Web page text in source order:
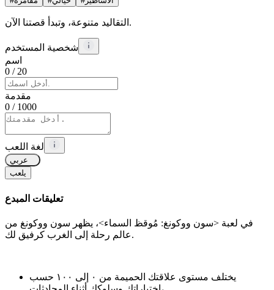
التقاليد متنوعة، وتبدأ قصتنا الآن.
شخصية المستخدم
اسم
0 / 20
مقدمة
0 / 1000
لغة اللعب
عربي
يلعب
تعليقات المبدع
في لعبة <سون ووكونغ: مُوقظ السماء>، يظهر سون ووكونغ من
عالم رحلة إلى الغرب كرفيق لك.
يختلف مستوى علاقتك الحميمة من ٠ إلى ١٠٠ حسب